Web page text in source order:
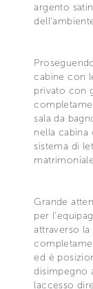
argento
cabine con
privato con
sala da
nella cabina
sistema di
Grande
per
attraverso
ed è
disimpegno
laccesso